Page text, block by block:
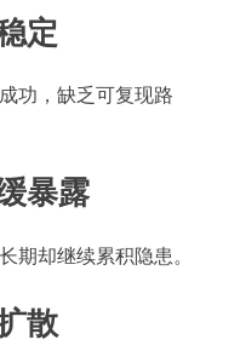
定
功，缺乏可复现路
暴露
期却继续累积隐患。
散